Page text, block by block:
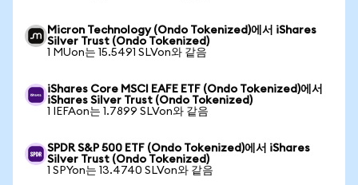
Micron Technology (Ondo Tokenized)에서 iShares
Silver Trust (Ondo Tokenized)
1 MUon는 15.5491 SLVon와 같음
iShares Core MSCI EAFE ETF (Ondo Tokenized)에서
iShares Silver Trust (Ondo Tokenized)
1 IEFAon는 1.7899 SLVon와 같음
SPDR S&P 500 ETF (Ondo Tokenized)에서 iShares
Silver Trust (Ondo Tokenized)
1 SPYon는 13.4740 SLVon와 같음